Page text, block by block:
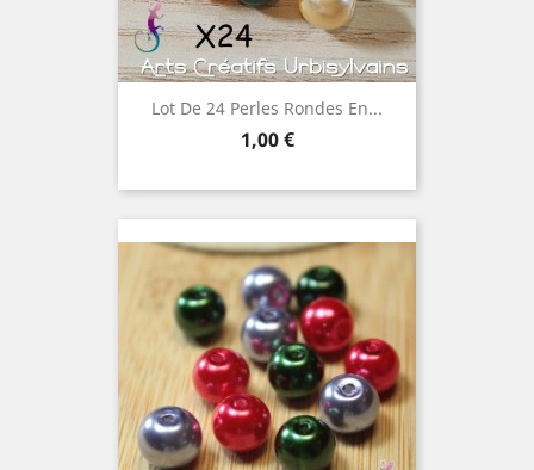
Lot De 24 Perles Rondes En...
Prix
1,00 €